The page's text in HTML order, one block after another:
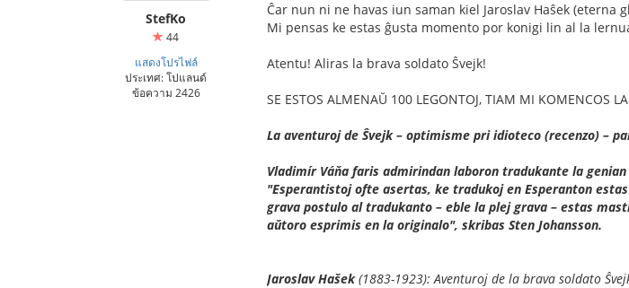
StefKo
44
แสดงโปรไฟล์
ประเทศ: โปแลนด์
ข้อความ 2426
Ĉar nun ni ne havas iun saman kiel Jaroslav Haŝek (eterna
Mi pensas ke estas ĝusta momento por konigi lin al la
Atentu! Aliras la brava soldato Ŝvejk!
SE ESTOS ALMENAŬ 100 LEGONTOJ, TIAM MI KOMENCOS
La aventuroj de Ŝvejk – optimisme pri idioteco (recenzo) –
Vladimír Váňa faris admirindan laboron tradukante la
"Esperantistoj ofte asertas, ke tradukoj en Esperanton
grava postulo al tradukanto – eble la plej grava – estas
aŭtoro esprimis en la originalo", skribas Sten Johansson.
Jaroslav Hašek(1883-1923): Aventuroj de la brava soldato